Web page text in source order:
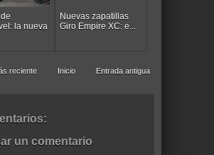
la nueva
Nuevas zapatillas
Giro Empire XC: e...
reciente Entrada antigua
Inicio
un comentario